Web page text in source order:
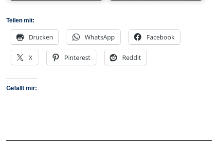
Teilen mit:
Drucken WhatsApp Facebook
X Pinterest Reddit
Gefällt mir: